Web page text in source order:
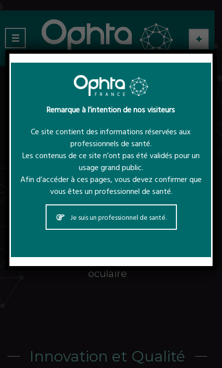
);
oculaire
Innovation et Qualité
Remarque à l’intention de nos visiteurs
Ce site contient des informations réservées aux
professionnels de santé.
Les contenus de ce site n’ont pas été validés pour un
usage grand public.
Afin d’accéder à ces pages, vous devez confirmer que
vous êtes un professionnel de santé.
Je suis un professionnel de santé.